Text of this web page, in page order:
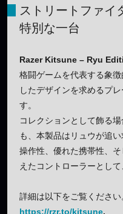
ストリートファイ
特別な一台
Razer Kitsune – Ryu
格闘ゲームを代表する象
したデザインを求めるプ
す。
コレクションとして飾る
も、本製品はリュウが追
操作性、優れた携帯性、
えたコントローラーとし
詳細は以下をご覧ください
https://rzr.to/kitsune.